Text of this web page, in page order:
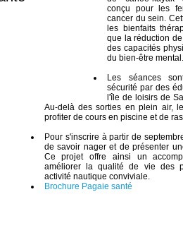
conçu pour les
cancer du sein.
les bienfaits
que la réduction
des capacités
du bien-être
Les séances
sécurité par des
l'île de loisirs de
Au-delà des sorties en plein air,
profiter de cours en piscine et de
Pour s'inscrire à partir de
de savoir nager et de présenter
Ce projet offre ainsi un
améliorer la qualité de vie des
activité nautique conviviale.
Brochure Pagaie santé